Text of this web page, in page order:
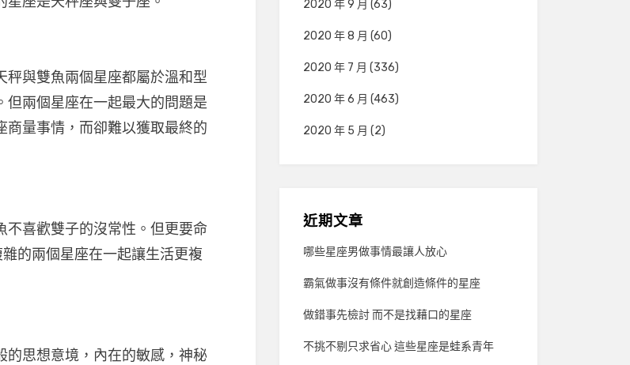
與雙魚兩個星座都屬於溫和型
但兩個星座在一起最大的問題是
商量事情，而卻難以獲取最終的
喜歡雙子的沒常性。但更要命
的兩個星座在一起讓生活更複
思想意境，內在的敏感，神秘
2020 年 9 月 (63)
2020 年 8 月 (60)
2020 年 7 月 (336)
2020 年 6 月 (463)
2020 年 5 月 (2)
近期文章
哪些星座男做事情最讓人放心
霸氣做事沒有條件就創造條件的星座
做錯事先檢討 而不是找藉口的星座
不挑不剔只求省心 這些星座是蛙系青年